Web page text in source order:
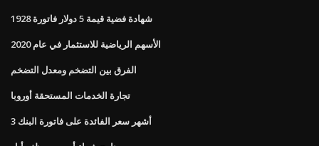
1928 شهادة فضية قيمة 5 دولار فاتورة
الأسهم الرياضية للاستثمار في عام 2020
الفرق بين التضخم ومعدل التضخم
تجارة الخدمات المستحقة أوروبا
3 أشهر سعر الفائدة على فاتورة البنك